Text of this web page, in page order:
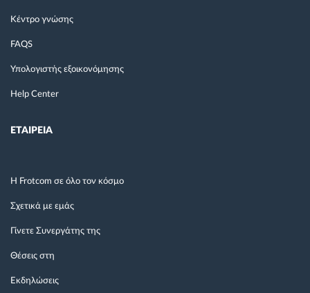
Κέντρο γνώσης
FAQS
Υπολογιστής εξοικονόμησης
Help Center
ΕΤΑΙΡΕΙΑ
Η Frotcom σε όλο τον κόσμο
Σχετικά με εμάς
Γίνετε Συνεργάτης της
Θέσεις στη
Εκδηλώσεις